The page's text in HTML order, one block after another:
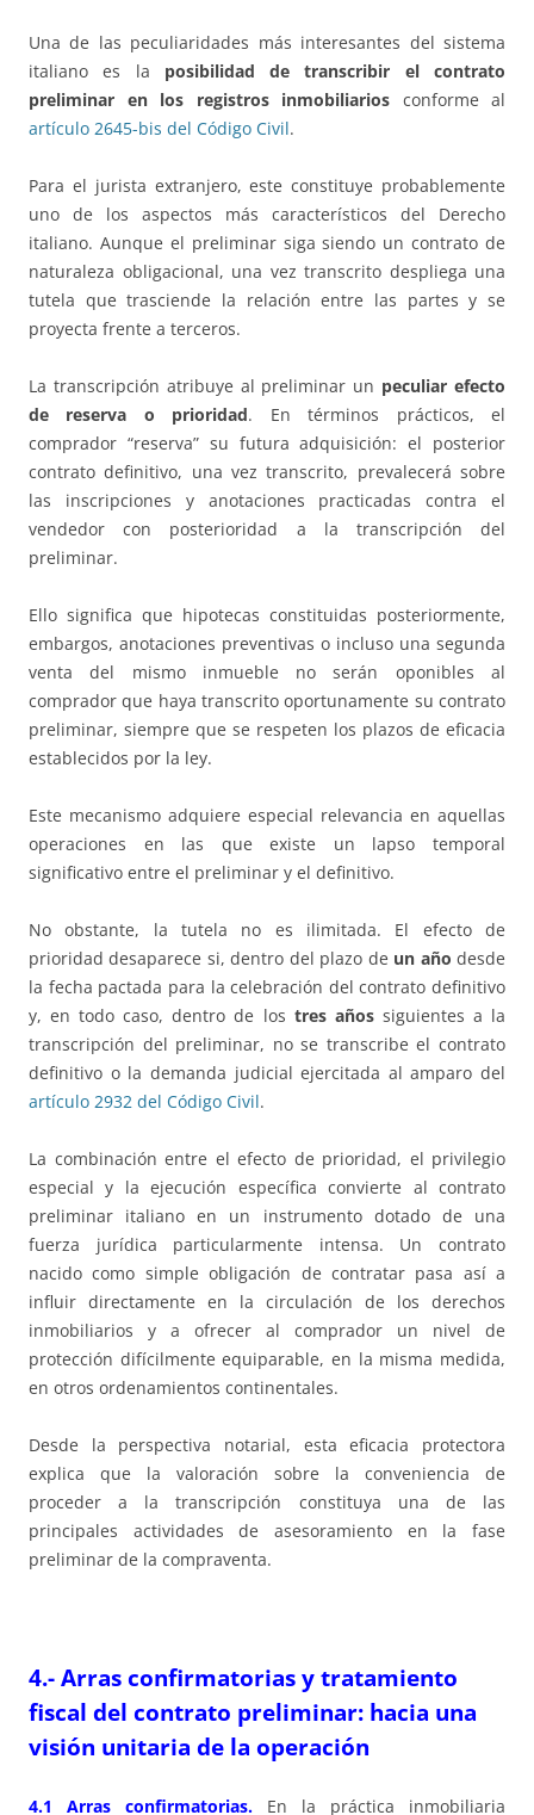
Una de las peculiaridades más interesantes del sistema
italiano es la posibilidad de transcribir el contrato
preliminar en los registros inmobiliarios conforme al
artículo 2645-bis del Código Civil.
Para el jurista extranjero, este constituye probablemente
uno de los aspectos más característicos del Derecho
italiano. Aunque el preliminar siga siendo un contrato de
naturaleza obligacional, una vez transcrito despliega una
tutela que trasciende la relación entre las partes y se
proyecta frente a terceros.
La transcripción atribuye al preliminar un peculiar efecto
de reserva o prioridad. En términos prácticos, el
comprador “reserva” su futura adquisición: el posterior
contrato definitivo, una vez transcrito, prevalecerá sobre
las inscripciones y anotaciones practicadas contra el
vendedor con posterioridad a la transcripción del
preliminar.
Ello significa que hipotecas constituidas posteriormente,
embargos, anotaciones preventivas o incluso una segunda
venta del mismo inmueble no serán oponibles al
comprador que haya transcrito oportunamente su contrato
preliminar, siempre que se respeten los plazos de eficacia
establecidos por la ley.
Este mecanismo adquiere especial relevancia en aquellas
operaciones en las que existe un lapso temporal
significativo entre el preliminar y el definitivo.
No obstante, la tutela no es ilimitada. El efecto de
prioridad desaparece si, dentro del plazo de un año desde
la fecha pactada para la celebración del contrato definitivo
y, en todo caso, dentro de los tres añossiguientes a la
transcripción del preliminar, no se transcribe el contrato
definitivo o la demanda judicial ejercitada al amparo del
artículo 2932 del Código Civil.
La combinación entre el efecto de prioridad, el privilegio
especial y la ejecución específica convierte al contrato
preliminar italiano en un instrumento dotado de una
fuerza jurídica particularmente intensa. Un contrato
nacido como simple obligación de contratar pasa así a
influir directamente en la circulación de los derechos
inmobiliarios y a ofrecer al comprador un nivel de
protección difícilmente equiparable, en la misma medida,
en otros ordenamientos continentales.
Desde la perspectiva notarial, esta eficacia protectora
explica que la valoración sobre la conveniencia de
proceder a la transcripción constituya una de las
principales actividades de asesoramiento en la fase
preliminar de la compraventa.
4.- Arras confirmatorias y tratamiento
fiscal del contrato preliminar: hacia una
visión unitaria de la operación
4.1 Arras confirmatorias. En la práctica inmobiliaria